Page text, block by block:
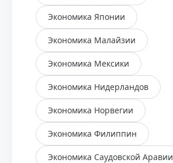
Экономика Японии
Экономика Малайзии
Экономика Мексики
Экономика Нидерландов
Экономика Норвегии
Экономика Филиппин
Экономика Саудовской Аравии